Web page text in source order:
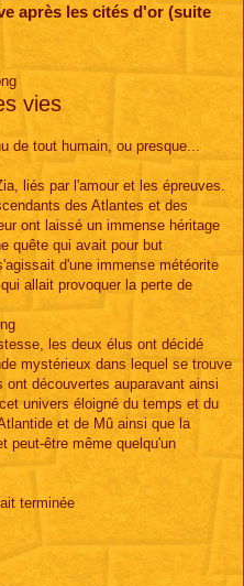
après les cités d'or (suite
vies
de tout humain, ou presque...
liés par l'amour et les épreuves.
des Atlantes et des
ont laissé un immense héritage
quête qui avait pour but
d'une immense météorite
allait provoquer la perte de
les deux élus ont décidé
mystérieux dans lequel se trouve
découvertes auparavant ainsi
univers éloigné du temps et du
et de Mû ainsi que la
peut-être même quelqu'un
terminée